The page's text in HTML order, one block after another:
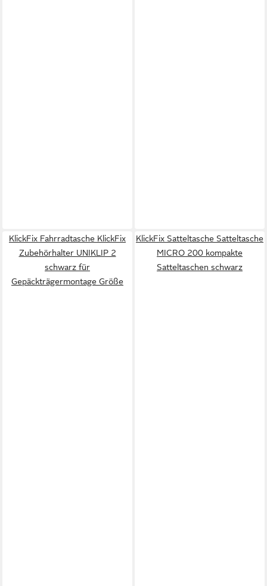
KlickFix Fahrradtasche KlickFix
Zubehörhalter UNIKLIP 2
schwarz für
Gepäckträgermontage Größe
KlickFix Satteltasche Satteltasche
MICRO 200 kompakte
Satteltaschen schwarz